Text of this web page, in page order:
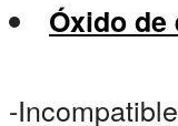
Óxido de
-